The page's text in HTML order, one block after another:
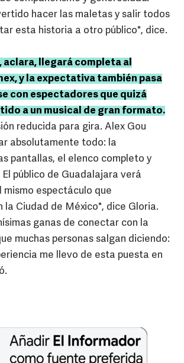
hacer las maletas y salir todos
esta historia a otro público", dice.
aclara, llegará completa al
y la expectativa también pasa
con espectadores que quizá
a un musical de gran formato.
reducida para gira. Alex Gou
absolutamente todo: la
pantallas, el elenco completo y
público de Guadalajara verá
espectáculo que
la Ciudad de México", dice Gloria.
ganas de conectar con la
muchas personas salgan diciendo:
me llevo de esta puesta en